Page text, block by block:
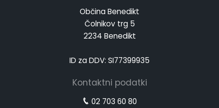
Občina Benedikt
Čolnikov trg 5
2234 Benedikt
ID za DDV: SI77399935
Kontaktni podatki
02 703 60 80